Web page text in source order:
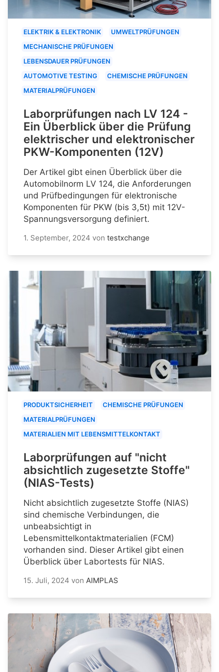
ELEKTRIK & ELEKTRONIK
UMWELTPRÜFUNGEN
MECHANISCHE PRÜFUNGEN
LEBENSDAUER PRÜFUNGEN
AUTOMOTIVE TESTING
CHEMISCHE PRÜFUNGEN
MATERIALPRÜFUNGEN
Laborprüfungen nach LV 124 -
Ein Überblick über die Prüfung
elektrischer und elektronischer
PKW-Komponenten (12V)
Der Artikel gibt einen Überblick über die
Automobilnorm LV 124, die Anforderungen
und Prüfbedingungen für elektronische
Komponenten für PKW (bis 3,5t) mit 12V-
Spannungsversorgung definiert.
1. September, 2024 von testxchange
PRODUKTSICHERHEIT
CHEMISCHE PRÜFUNGEN
MATERIALPRÜFUNGEN
MATERIALIEN MIT LEBENSMITTELKONTAKT
Laborprüfungen auf "nicht
absichtlich zugesetzte Stoffe"
(NIAS-Tests)
Nicht absichtlich zugesetzte Stoffe (NIAS)
sind chemische Verbindungen, die
unbeabsichtigt in
Lebensmittelkontaktmaterialien (FCM)
vorhanden sind. Dieser Artikel gibt einen
Überblick über Labortests für NIAS.
15. Juli, 2024 von AIMPLAS